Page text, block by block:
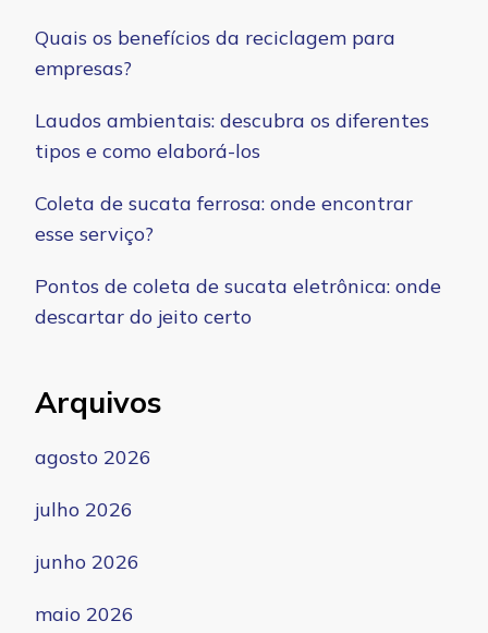
Quais os benefícios da reciclagem para
empresas?
Laudos ambientais: descubra os diferentes
tipos e como elaborá-los
Coleta de sucata ferrosa: onde encontrar
esse serviço?
Pontos de coleta de sucata eletrônica: onde
descartar do jeito certo
Arquivos
agosto 2026
julho 2026
junho 2026
maio 2026